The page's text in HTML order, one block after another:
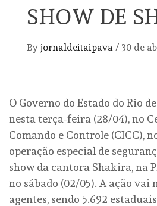
SHOW DE
By jornaldeitaipava / 30 de
O Governo do Estado do Rio
nesta terça-feira (28/04), no
Comando e Controle (CICC),
operação especial de
show da cantora Shakira, na
no sábado (02/05). A ação vai
agentes, sendo 5.692